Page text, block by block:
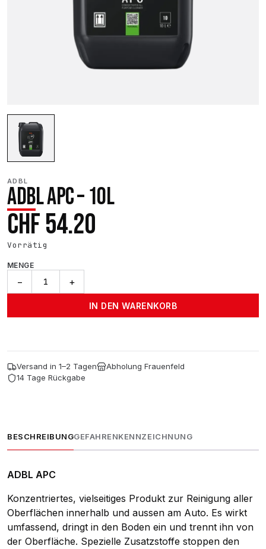
ADBL
ADBL APC – 10L
CHF54.20
Vorrätig
MENGE
− +
IN DEN WARENKORB
Versand in 1–2 Tagen
Abholung Frauenfeld
14 Tage Rückgabe
BESCHREIBUNGGEFAHRENKENNZEICHNUNG
ADBL APC
Konzentriertes, vielseitiges Produkt zur Reinigung aller
Oberflächen innerhalb und aussen am Auto. Es wirkt
umfassend, dringt in den Boden ein und trennt ihn von
der Oberfläche. Spezielle Zusatzstoffe stoppen den